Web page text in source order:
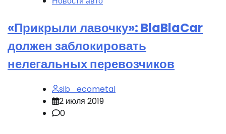
«Прикрыли лавочку»: BlaBlaCar
должен заблокировать
нелегальных перевозчиков
sib_ecometal
2 июля 2019
0